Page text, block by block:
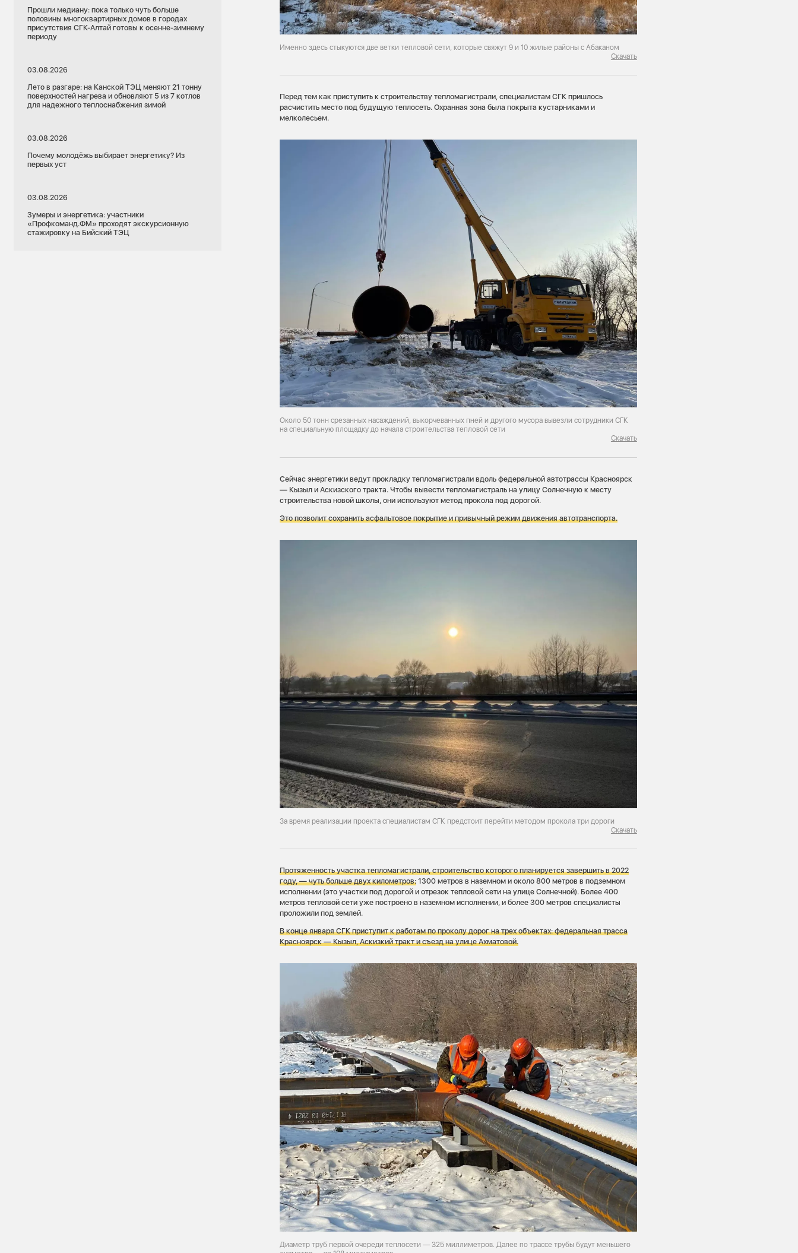
Прошли медиану: пока только чуть больше
половины многоквартирных домов в городах
присутствия СГК-Алтай готовы к осенне-зимнему
периоду
03.08.2026
Лето в разгаре: на Канской ТЭЦ меняют 21 тонну
поверхностей нагрева и обновляют 5 из 7 котлов
для надежного теплоснабжения зимой
03.08.2026
Почему молодёжь выбирает энергетику? Из
первых уст
03.08.2026
Зумеры и энергетика: участники
«Профкоманд.ФМ» проходят экскурсионную
стажировку на Бийский ТЭЦ
Именно здесь стыкуются две ветки тепловой сети, которые свяжут 9 и 10 жилые районы с Абаканом
Скачать
Перед тем как приступить к строительству тепломагистрали, специалистам СГК пришлось
расчистить место под будущую теплосеть. Охранная зона была покрыта кустарниками и
мелколесьем.
Около 50 тонн срезанных насаждений, выкорчеванных пней и другого мусора вывезли сотрудники СГК
на специальную площадку до начала строительства тепловой сети
Скачать
Сейчас энергетики ведут прокладку тепломагистрали вдоль федеральной автотрассы Красноярск
— Кызыл и Аскизского тракта. Чтобы вывести тепломагистраль на улицу Солнечную к месту
строительства новой школы, они используют метод прокола под дорогой.
Это позволит сохранить асфальтовое покрытие и привычный режим движения автотранспорта.
За время реализации проекта специалистам СГК предстоит перейти методом прокола три дороги
Скачать
Протяженность участка тепломагистрали, строительство которого планируется завершить в 2022
году, — чуть больше двух километров: 1300 метров в наземном и около 800 метров в подземном
исполнении (это участки под дорогой и отрезок тепловой сети на улице Солнечной). Более 400
метров тепловой сети уже построено в наземном исполнении, и более 300 метров специалисты
проложили под землей.
В конце января СГК приступит к работам по проколу дорог на трех объектах: федеральная трасса
Красноярск — Кызыл, Аскизкий тракт и съезд на улицеАхматовой.
Диаметр труб первой очереди теплосети — 325 миллиметров. Далее по трассе трубы будут меньшего